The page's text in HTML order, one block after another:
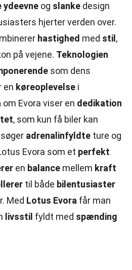
ydeevne og slanke design
hjerter verden over.
hastighed med stil ,
på vejene. Teknologien
som dens
en køreoplevelse i
om Evora viser en dedikation
, som kun få biler kan
adrenalinfyldte ture og
Evora som et perfekt
en balance mellem kraft
til både bilentusiaster
Med Lotus Evora får man
livsstil fyldt med spænding